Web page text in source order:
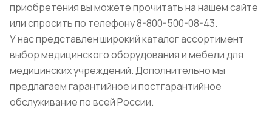
приобретения вы можете прочитать на нашем сайте
или спросить по телефону 8-800-500-08-43.
У нас представлен широкий каталог ассортимент
выбор медицинского оборудования и мебели для
медицинских учреждений. Дополнительно мы
предлагаем гарантийное и постгарантийное
обслуживание по всей России.